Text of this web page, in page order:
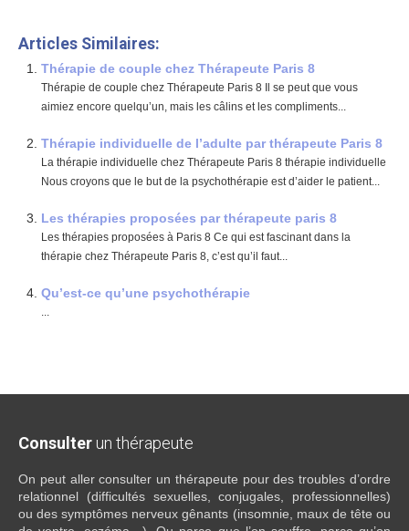
Articles Similaires:
Thérapie de couple chez Thérapeute Paris 8
Thérapie de couple chez Thérapeute Paris 8 Il se peut que vous
aimiez encore quelqu’un, mais les câlins et les compliments...
Thérapie individuelle de l’adulte par thérapeute Paris 8
La thérapie individuelle chez Thérapeute Paris 8 thérapie individuelle
Nous croyons que le but de la psychothérapie est d’aider le patient...
Les thérapies proposées par thérapeute paris 8
Les thérapies proposées à Paris 8 Ce qui est fascinant dans la
thérapie chez Thérapeute Paris 8, c’est qu’il faut...
Qu’est-ce qu’une psychothérapie
...
Consulter un thérapeute
On peut aller consulter un thérapeute pour des troubles d’ordre
relationnel (difficultés sexuelles, conjugales, professionnelles)
ou des symptômes nerveux gênants (insomnie, maux de tête ou